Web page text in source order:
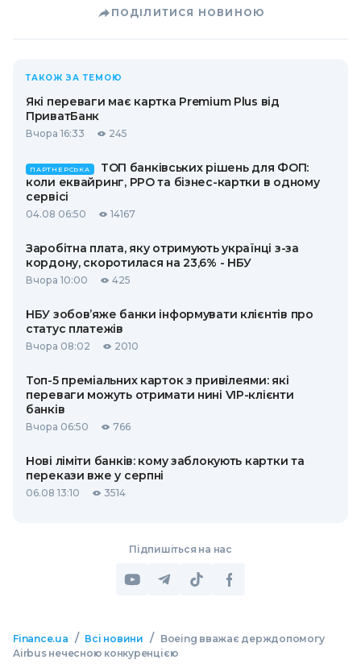
ПОДІЛИТИСЯ НОВИНОЮ
ТАКОЖ ЗА ТЕМОЮ
Які переваги має картка Premium Plus від
ПриватБанк
Вчора 16:33 245
ПАРТНЕРСЬКА
ТОП банківських рішень для ФОП:
коли еквайринг, РРО та бізнес-картки в одному
сервісі
04.08 06:50 14167
Заробітна плата, яку отримують українці з-за
кордону, скоротилася на 23,6% - НБУ
Вчора 10:00 425
НБУ зобов’яже банки інформувати клієнтів про
статус платежів
Вчора 08:02 2010
Топ-5 преміальних карток з привілеями: які
переваги можуть отримати нині VIP-клієнти
банків
Вчора 06:50 766
Нові ліміти банків: кому заблокують картки та
перекази вже у серпні
06.08 13:10 3514
Підпишіться на нас
Finance.ua / Всі новини /
Boeing вважає держдопомогу
Airbus нечесною конкуренцією